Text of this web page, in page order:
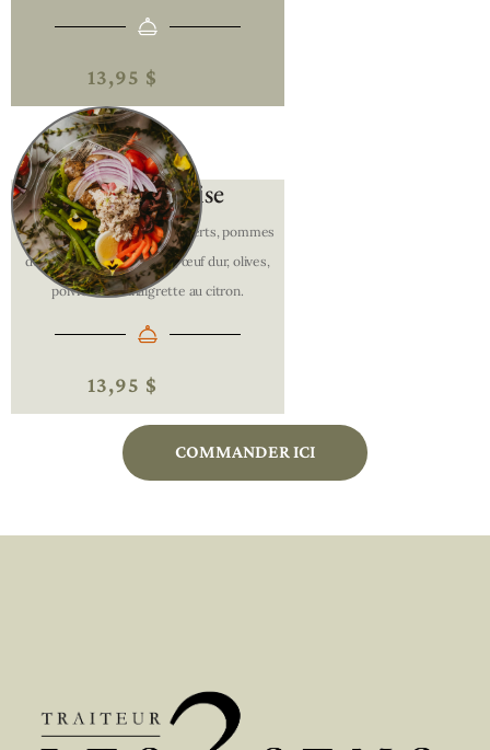
13,95 $
Salade Niçoise
Thon, salade verte, haricots verts, pommes
de terre grelots, tomates, œuf dur, olives,
poivrons et vinaigrette au citron.
13,95 $
COMMANDER ICI